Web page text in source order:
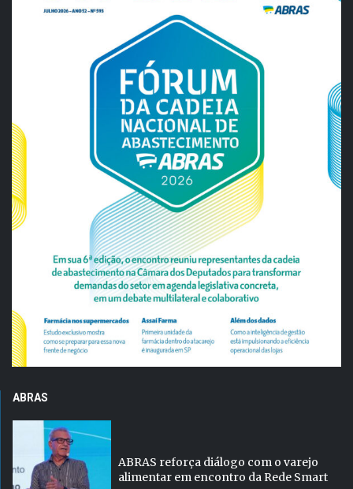
ABRAS
ABRAS reforça diálogo com o varejo
alimentar em encontro da Rede Smart